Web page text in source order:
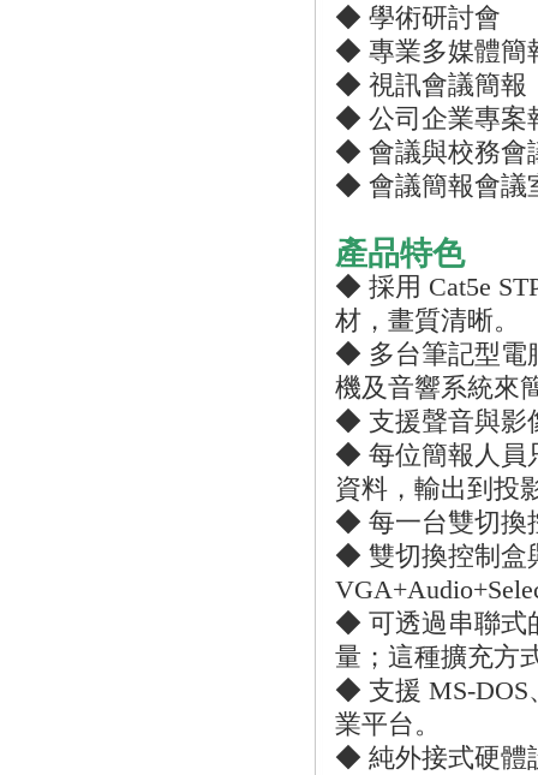
◆ 學術研討會
◆ 專業多媒體簡
◆ 視訊會議簡報
◆ 公司企業專案
◆ 會議與校務會
◆ 會議簡報會議
產品特色
◆ 採用 Cat5e
材，畫質清晰。
◆ 多台筆記型電
機及音響系統來
◆ 支援聲音與影
◆ 每位簡報人員
資料，輸出到投
◆ 每一台雙切換
◆ 雙切換控制盒
◆ 可透過串聯式
量；這種擴充方
◆ 支援 MS-DOS
業平台。
◆ 純外接式硬體